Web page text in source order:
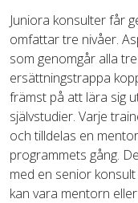
Juniora konsulter får
omfattar tre nivåer.
som genomgår alla
ersättningstrappa
främst på att lära sig
självstudier. Varje
och tilldelas en
programmets gång.
med en senior
kan vara mentorn